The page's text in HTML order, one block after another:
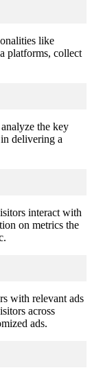
like
platforms, collect
the key
delivering a
interact with
on metrics the
with relevant ads
across
ads.